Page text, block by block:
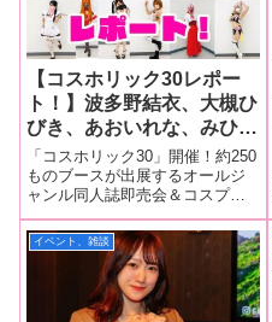
【コスホリック30レポー
ト！】波多野結衣、大槻ひ
びき、あおいれな、みひ
な、栄川乃亜、佐藤のの
か、皆月ひかる、望月あや
か、渚みつき、桜井千春、
若宮穂乃、そして当サイト
連載陣の真中つぐ、あもん
などが真夏の祭典に参加！
「コスホリック30」開催！約250
ものブースが出展するオールジ
ャンル同人誌即売会＆コスプレ
イベントの「コスホリック30」
が8月8日、都内で開催され盛り
上がりをみせました。この「コ
スホリック」は人気コスプレイ
ヤー、有名女優が同人誌、イラ
スト集
イベント、雑談